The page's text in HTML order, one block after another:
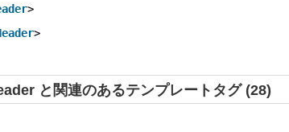
>
>
と関連のあるテンプレートタグ (28)